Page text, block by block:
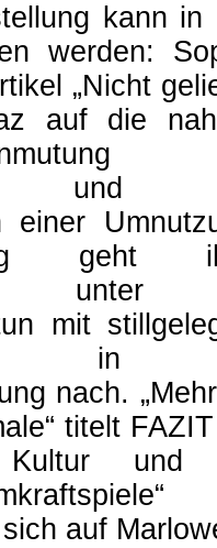
kann in
werden:
„Nicht
auf die
und
einer
geht
unter
mit
in
nach.
titelt
und
auf